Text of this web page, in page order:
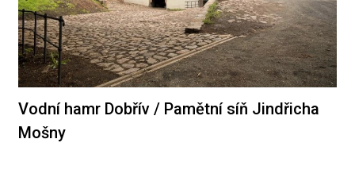
Vodní hamr Dobřív / Pamětní síň Jindřicha
Mošny